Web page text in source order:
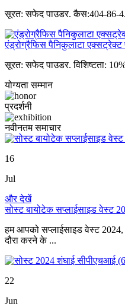
सूरत: सफेद पाउडर. कैस:404-86-4.
एंड्रोग्रैफिस पैनिकुलाटा एक्सट्रेक्ट
सूरत: सफेद पाउडर. विशिष्टता:
योग्यता सम्मान
प्रदर्शनी
नवीनतम समाचार
16
Jul
और देखें
सोस्ट बायोटेक सप्लाईसाइड वेस्ट
हम आपको सप्लाईसाइड वेस्ट
दौरा करने के ...
22
Jun